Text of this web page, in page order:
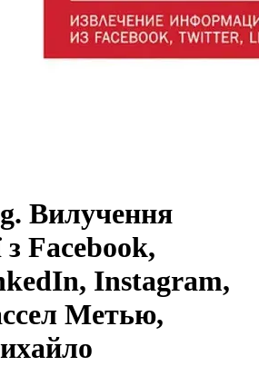
Вилучення
з Facebook,
Instagram,
Метью,